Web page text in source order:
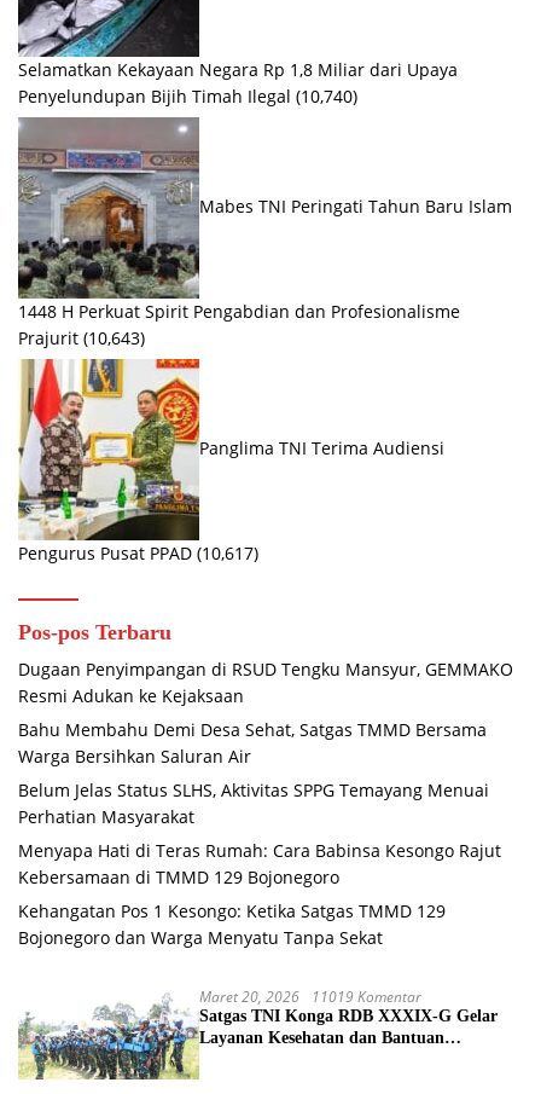
Selamatkan Kekayaan Negara Rp 1,8 Miliar dari Upaya
Penyelundupan Bijih Timah Ilegal (10,740)
Mabes TNI Peringati Tahun Baru Islam
1448 H Perkuat Spirit Pengabdian dan Profesionalisme
Prajurit (10,643)
Panglima TNI Terima Audiensi
Pengurus Pusat PPAD (10,617)
Pos-pos Terbaru
Dugaan Penyimpangan di RSUD Tengku Mansyur, GEMMAKO
Resmi Adukan ke Kejaksaan
Bahu Membahu Demi Desa Sehat, Satgas TMMD Bersama
Warga Bersihkan Saluran Air
Belum Jelas Status SLHS, Aktivitas SPPG Temayang Menuai
Perhatian Masyarakat
Menyapa Hati di Teras Rumah: Cara Babinsa Kesongo Rajut
Kebersamaan di TMMD 129 Bojonegoro
Kehangatan Pos 1 Kesongo: Ketika Satgas TMMD 129
Bojonegoro dan Warga Menyatu Tanpa Sekat
Maret 20, 2026 11019 Komentar
Satgas TNI Konga RDB XXXIX-G Gelar
Layanan Kesehatan dan Bantuan